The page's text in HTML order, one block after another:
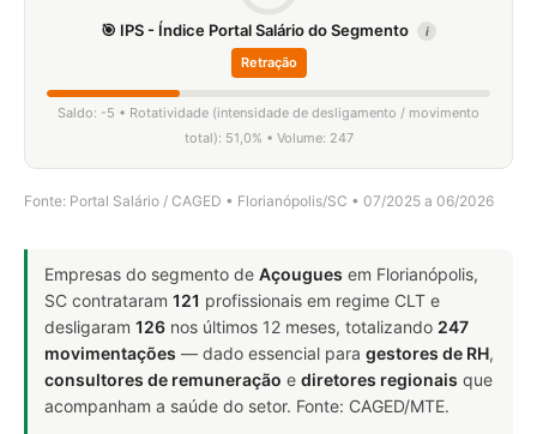
🎯 IPS - Índice Portal Salário do Segmento i
Retração
Saldo: -5 • Rotatividade (intensidade de desligamento / movimento
total): 51,0% • Volume: 247
Fonte: Portal Salário / CAGED • Florianópolis/SC • 07/2025 a 06/2026
Empresas do segmento de Açougues em Florianópolis,
SC contrataram 121 profissionais em regime CLT e
desligaram 126 nos últimos 12 meses, totalizando 247
movimentações — dado essencial para gestores de RH,
consultores de remuneração e diretores regionais que
acompanham a saúde do setor. Fonte: CAGED/MTE.